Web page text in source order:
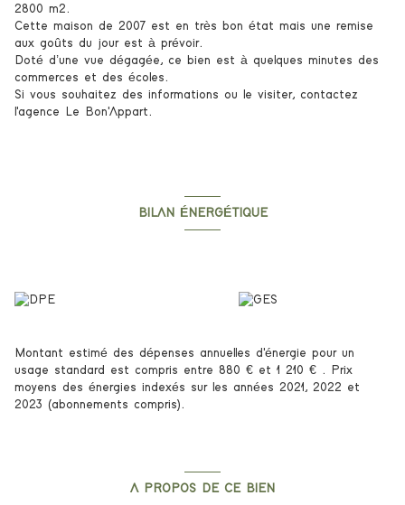
2800 m2.
Cette maison de 2007 est en très bon état mais une remise
aux goûts du jour est à prévoir.
Doté d’une vue dégagée, ce bien est à quelques minutes des
commerces et des écoles.
Si vous souhaitez des informations ou le visiter, contactez
l'agence Le Bon'Appart.
BILAN ÉNERGÉTIQUE
Montant estimé des dépenses annuelles d'énergie pour un
usage standard est compris entre 880 € et 1 210 € . Prix
moyens des énergies indexés sur les années 2021, 2022 et
2023 (abonnements compris).
A PROPOS DE CE BIEN